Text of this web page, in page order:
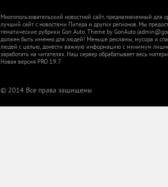
Многопользовательский новостной сайт, предназначенный
лучший сайт с новостями Питера и других регионов. Мы
тематические рубрики Gon Auto. Theme by GonAuto
должен быть именно для людей! Меньше рекламы, мусора и
людей с целью, донести важную информацию с минимум
заработать на читателях. Наш сервер обрабатывает весь
Новая версия PRO 19.7
© 2014 Все права защищены